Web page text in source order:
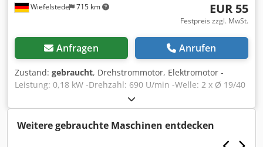
Wiefelstede 715 km EUR 55
Festpreis zzgl. MwSt.
Anfragen Anrufen
Zustand: gebraucht, Drehstrommotor, Elektromotor -
Leistung: 0,18 kW -Drehzahl: 690 U/min -Welle: 2 x Ø 19/40
mm -Bauform: B3 -Schutzart: IP 54 -Preis: pro Stück -
Anzahl: 4 Stück Dcsdpfod R A Eyox Amysk -Abmessungen:
314/213/H162 mm -Gewicht: 9,1 kg
Weitere gebrauchte Maschinen entdecken